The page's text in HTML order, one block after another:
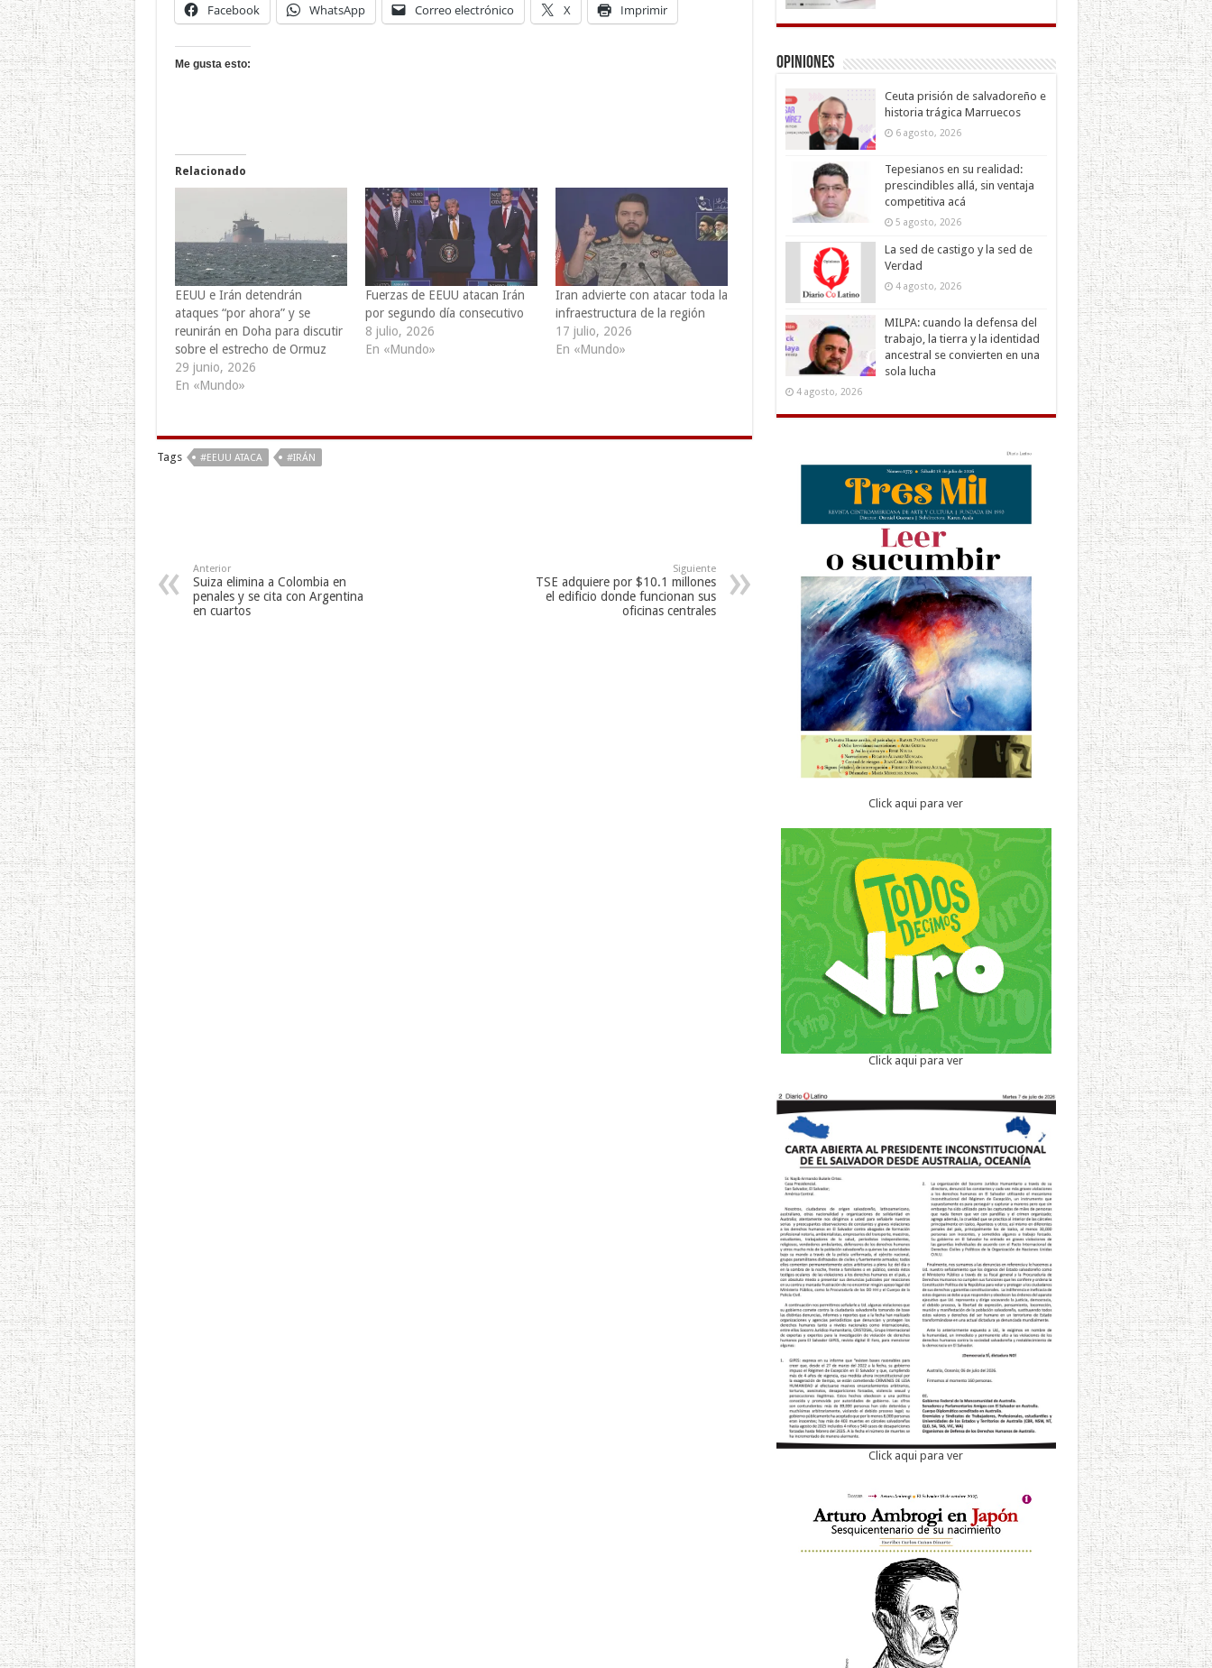
Facebook WhatsApp Correo electrónico X Imprimir
Me gusta esto:
Relacionado
EEUU e Irán detendrán
ataques “por ahora” y se
reunirán en Doha para discutir
sobre el estrecho de Ormuz
29 junio, 2026
En «Mundo»
Fuerzas de EEUU atacan Irán
por segundo día consecutivo
8 julio, 2026
En «Mundo»
Iran advierte con atacar toda la
infraestructura de la región
17 julio, 2026
En «Mundo»
Tags #EEUU ATACA #IRÁN
Anterior
Suiza elimina a Colombia en
penales y se cita con Argentina
en cuartos
Siguiente
TSE adquiere por $10.1 millones
el edificio donde funcionan sus
oficinas centrales
Opiniones
Ceuta prisión de salvadoreño e
historia trágica Marruecos
6 agosto, 2026
Tepesianos en su realidad:
prescindibles allá, sin ventaja
competitiva acá
5 agosto, 2026
La sed de castigo y la sed de
Verdad
4 agosto, 2026
MILPA: cuando la defensa del
trabajo, la tierra y la identidad
ancestral se convierten en una
sola lucha
4 agosto, 2026
Click aqui para ver
Click aqui para ver
Click aqui para ver